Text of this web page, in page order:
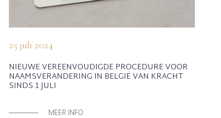
25 juli 2024
NIEUWE VEREENVOUDIGDE PROCEDURE VOOR
NAAMSVERANDERING IN BELGIË VAN KRACHT
SINDS 1 JULI
MEER INFO